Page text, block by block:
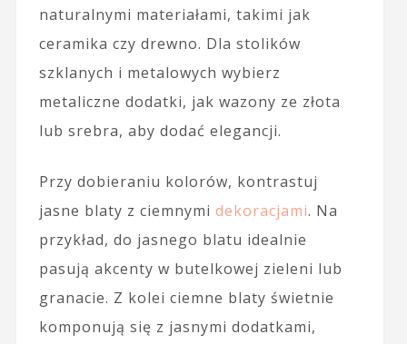
naturalnymi materiałami, takimi jak
ceramika czy drewno. Dla stolików
szklanych i metalowych wybierz
metaliczne dodatki, jak wazony ze złota
lub srebra, aby dodać elegancji.
Przy dobieraniu kolorów, kontrastuj
jasne blaty z ciemnymi dekoracjami. Na
przykład, do jasnego blatu idealnie
pasują akcenty w butelkowej zieleni lub
granacie. Z kolei ciemne blaty świetnie
komponują się z jasnymi dodatkami,